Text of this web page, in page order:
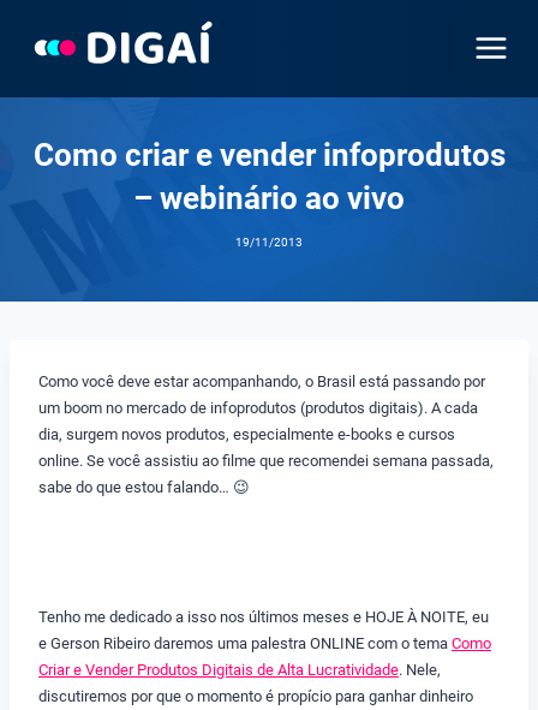
Como criar e vender infoprodutos
– webinário ao vivo
19/11/2013
Como você deve estar acompanhando, o Brasil está passando por
um boom no mercado de infoprodutos (produtos digitais). A cada
dia, surgem novos produtos, especialmente e-books e cursos
online. Se você assistiu ao filme que recomendei semana passada,
sabe do que estou falando… 😉
Tenho me dedicado a isso nos últimos meses e HOJE À NOITE, eu
e Gerson Ribeiro daremos uma palestra ONLINE com o tema Como
Criar e Vender Produtos Digitais de Alta Lucratividade. Nele,
discutiremos por que o momento é propício para ganhar dinheiro